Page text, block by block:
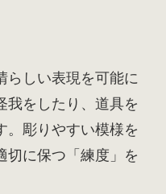
らしい表現を可能に
我をしたり、道具を
。彫りやすい模様を
切に保つ「練度」を